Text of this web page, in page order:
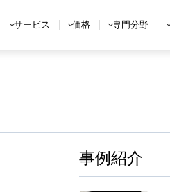
サービス 価格 専門分野
事例紹介